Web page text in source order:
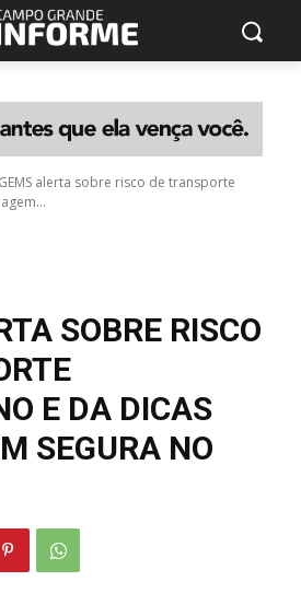
alerta sobre risco de transporte
SOBRE RISCO
E DA DICAS
SEGURA NO